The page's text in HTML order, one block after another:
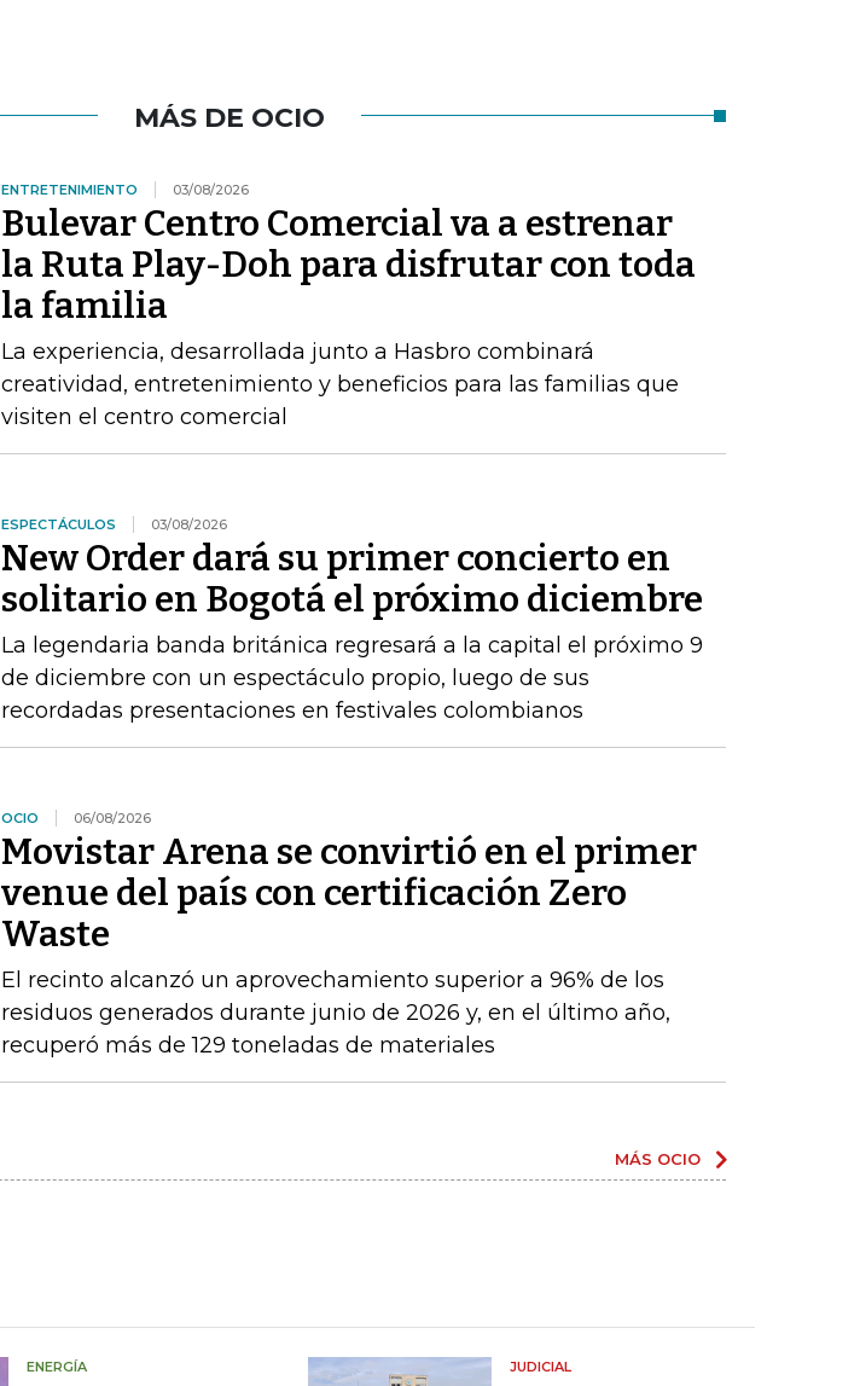
MÁS DE OCIO
ENTRETENIMIENTO 03/08/2026
Bulevar Centro Comercial va a estrenar
la Ruta Play-Doh para disfrutar con toda
la familia
La experiencia, desarrollada junto a Hasbro combinará
creatividad, entretenimiento y beneficios para las familias que
visiten el centro comercial
ESPECTÁCULOS 03/08/2026
New Order dará su primer concierto en
solitario en Bogotá el próximo diciembre
La legendaria banda británica regresará a la capital el próximo 9
de diciembre con un espectáculo propio, luego de sus
recordadas presentaciones en festivales colombianos
OCIO 06/08/2026
Movistar Arena se convirtió en el primer
venue del país con certificación Zero
Waste
El recinto alcanzó un aprovechamiento superior a 96% de los
residuos generados durante junio de 2026 y, en el último año,
recuperó más de 129 toneladas de materiales
MÁS OCIO
ENERGÍA JUDICIAL